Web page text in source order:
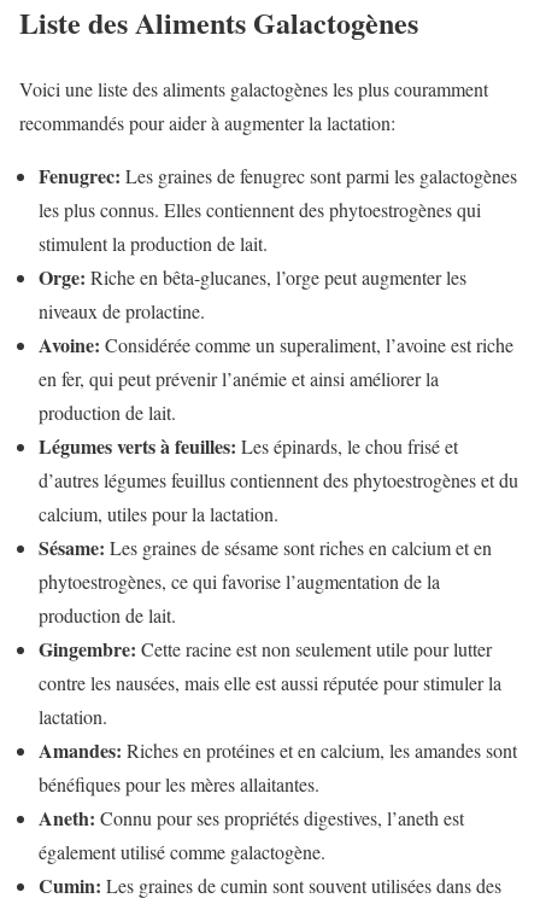
Liste des Aliments Galactogènes
Voici une liste des aliments galactogènes les plus couramment
recommandés pour aider à augmenter la lactation:
Fenugrec: Les graines de fenugrec sont parmi les galactogènes
les plus connus. Elles contiennent des phytoestrogènes qui
stimulent la production de lait.
Orge: Riche en bêta-glucanes, l’orge peut augmenter les
niveaux de prolactine.
Avoine: Considérée comme un superaliment, l’avoine est riche
en fer, qui peut prévenir l’anémie et ainsi améliorer la
production de lait.
Légumes verts à feuilles: Les épinards, le chou frisé et
d’autres légumes feuillus contiennent des phytoestrogènes et du
calcium, utiles pour la lactation.
Sésame: Les graines de sésame sont riches en calcium et en
phytoestrogènes, ce qui favorise l’augmentation de la
production de lait.
Gingembre: Cette racine est non seulement utile pour lutter
contre les nausées, mais elle est aussi réputée pour stimuler la
lactation.
Amandes: Riches en protéines et en calcium, les amandes sont
bénéfiques pour les mères allaitantes.
Aneth: Connu pour ses propriétés digestives, l’aneth est
également utilisé comme galactogène.
Cumin: Les graines de cumin sont souvent utilisées dans des